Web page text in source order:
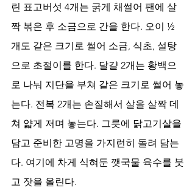
린 표고버섯 4개는 굵게 채썰어 팬에 살
짝 볶은 후 소금으로 간을 한다. 오이 ½
개도 같은 크기로 썰어 소금, 식초, 설탕
으로 초절이를 한다. 달걀 2개는 황백으
로 나눠 지단을 부쳐 같은 크기로 썰어 놓
는다. 전복 2개는 손질해서 살을 살짝 데
쳐 얇게 저며 놓는다. 그릇에 닭고기살을
담고 준비한 고명을 가지런히 돌려 담는
다. 여기에 차게 식혀둔 깻국물 육수를 붓
고 잣을 올린다.